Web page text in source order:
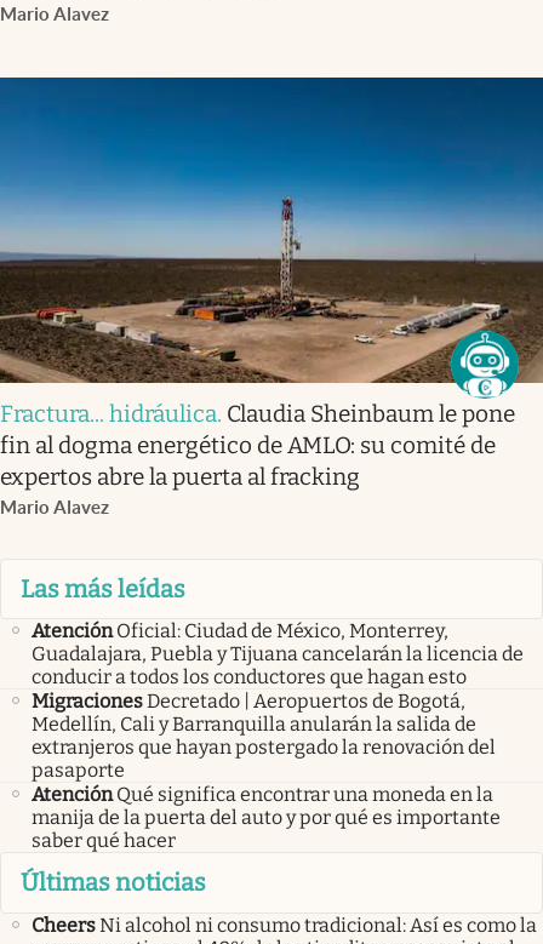
Mario Alavez
Fractura... hidráulica. Claudia Sheinbaum le pone
fin al dogma energético de AMLO: su comité de
expertos abre la puerta al fracking
Mario Alavez
Las más leídas
Atención Oficial: Ciudad de México, Monterrey,
Guadalajara, Puebla y Tijuana cancelarán la licencia de
conducir a todos los conductores que hagan esto
MigracionesDecretado | Aeropuertos de Bogotá,
Medellín, Cali y Barranquilla anularán la salida de
extranjeros que hayan postergado la renovación del
pasaporte
Atención Qué significa encontrar una moneda en la
manija de la puerta del auto y por qué es importante
saber qué hacer
Últimas noticias
CheersNi alcohol ni consumo tradicional: Así es como la